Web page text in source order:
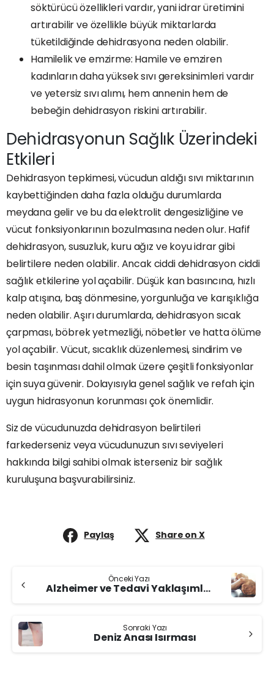
söktürücü özellikleri vardır, yani idrar üretimini
artırabilir ve özellikle büyük miktarlarda
tüketildiğinde dehidrasyona neden olabilir.
Hamilelik ve emzirme: Hamile ve emziren
kadınların daha yüksek sıvı gereksinimleri vardır
ve yetersiz sıvı alımı, hem annenin hem de
bebeğin dehidrasyon riskini artırabilir.
Dehidrasyonun Sağlık Üzerindeki
Etkileri
Dehidrasyon tepkimesi, vücudun aldığı sıvı miktarının
kaybettiğinden daha fazla olduğu durumlarda
meydana gelir ve bu da elektrolit dengesizliğine ve
vücut fonksiyonlarının bozulmasına neden olur. Hafif
dehidrasyon, susuzluk, kuru ağız ve koyu idrar gibi
belirtilere neden olabilir. Ancak ciddi dehidrasyon ciddi
sağlık etkilerine yol açabilir. Düşük kan basıncına, hızlı
kalp atışına, baş dönmesine, yorgunluğa ve karışıklığa
neden olabilir. Aşırı durumlarda, dehidrasyon sıcak
çarpması, böbrek yetmezliği, nöbetler ve hatta ölüme
yol açabilir. Vücut, sıcaklık düzenlemesi, sindirim ve
besin taşınması dahil olmak üzere çeşitli fonksiyonlar
için suya güvenir. Dolayısıyla genel sağlık ve refah için
uygun hidrasyonun korunması çok önemlidir.
Siz de vücudunuzda dehidrasyon belirtileri
farkederseniz veya vücudunuzun sıvı seviyeleri
hakkında bilgi sahibi olmak isterseniz bir sağlık
kuruluşuna başvurabilirsiniz.
Paylaş Share on X
Reading
Önceki Yazı
Alzheimer ve Tedavi Yaklaşımları
Sonraki Yazı
Deniz Anası Isırması